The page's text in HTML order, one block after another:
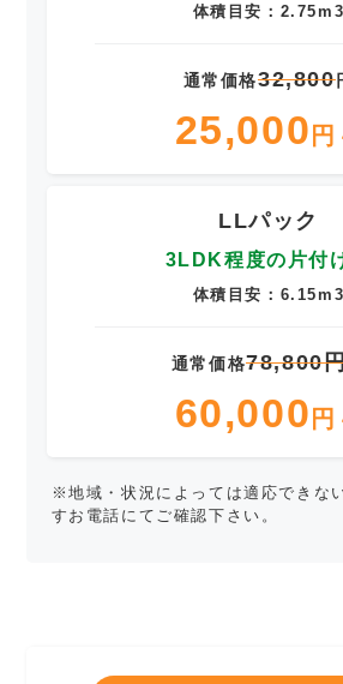
体積目安：2.75m3
通常価格32,800
25,000 円
LLパック
3LDK程度の片付
体積目安：6.15m3
通常価格78,800
60,000 円
※地域・状況によっては適応できな
すお電話にてご確認下さい。